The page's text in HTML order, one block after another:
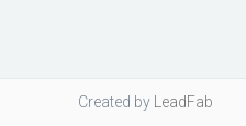
Created by LeadFab